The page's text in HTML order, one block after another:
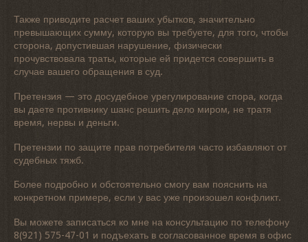
Также приводите расчет ваших убытков, значительно
превышающих сумму, которую вы требуете, для того, чтобы
сторона, допустившая нарушение, физически
прочувствовала траты, которые ей придется совершить в
случае вашего обращения в суд.
Претензия — это досудебное урегулирование спора, когда
вы даете противнику шанс решить дело миром, не тратя
время, нервы и деньги.
Претензии по защите прав потребителя часто избавляют от
судебных тяжб.
Более подробно и обстоятельно смогу вам пояснить на
конкретном примере, если у вас уже произошел конфликт.
Вы можете записаться ко мне на консультацию по телефону
8(921) 575-47-01 и подъехать в согласованное время в офис